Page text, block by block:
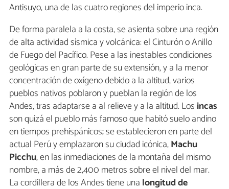
Antisuyo, una de las cuatro regiones del imperio inca.
De forma paralela a la costa, se asienta sobre una región
de alta actividad sísmica y volcánica: el Cinturón o Anillo
de Fuego del Pacífico. Pese a las inestables condiciones
geológicas en gran parte de su extensión, y a la menor
concentración de oxígeno debido a la altitud, varios
pueblos nativos poblaron y pueblan la región de los
Andes, tras adaptarse a al relieve y a la altitud. Los incas
son quizá el pueblo más famoso que habitó suelo andino
en tiempos prehispánicos; se establecieron en parte del
actual Perú y emplazaron su ciudad icónica,Machu
Picchu, en las inmediaciones de la montaña del mismo
nombre, a más de 2,400 metros sobre el nivel del mar.
La cordillera de los Andes tiene una longitud de